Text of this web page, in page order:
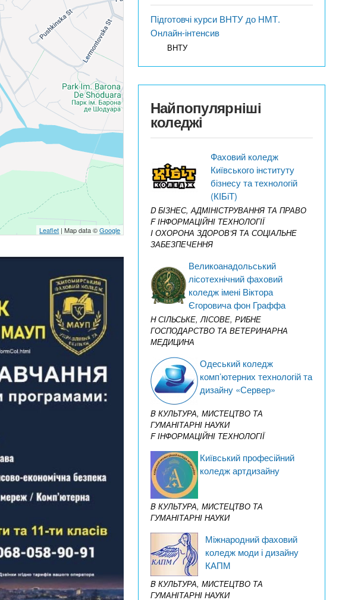
Leaflet | Map data ©Google
Підготовчі курси ВНТУ до НМТ.
Онлайн-інтенсив
ВНТУ
Найпопулярніші
коледжі
Фаховий коледж
Київського інституту
бізнесу та технологій
(КІБіТ)
D БІЗНЕС, АДМІНІСТРУВАННЯ ТА ПРАВО
F ІНФОРМАЦІЙНІ ТЕХНОЛОГІЇ
I ОХОРОНА ЗДОРОВ’Я ТА СОЦІАЛЬНЕ
ЗАБЕЗПЕЧЕННЯ
Великоанадольський
лісотехнічний фаховий
коледж імені Віктора
Єгоровича фон Граффа
H СІЛЬСЬКЕ, ЛІСОВЕ, РИБНЕ
ГОСПОДАРСТВО ТА ВЕТЕРИНАРНА
МЕДИЦИНА
Одеський коледж
комп’ютерних технологій та
дизайну «Сервер»
B КУЛЬТУРА, МИСТЕЦТВО ТА
ГУМАНІТАРНІ НАУКИ
F ІНФОРМАЦІЙНІ ТЕХНОЛОГІЇ
Київський професійний
коледж артдизайну
B КУЛЬТУРА, МИСТЕЦТВО ТА
ГУМАНІТАРНІ НАУКИ
Міжнародний фаховий
коледж моди і дизайну
КАПМ
B КУЛЬТУРА, МИСТЕЦТВО ТА
ГУМАНІТАРНІ НАУКИ